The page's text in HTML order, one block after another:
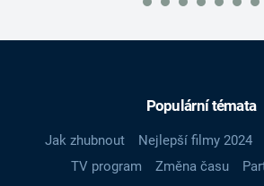
Populární témata
Jak zhubnout Nejlepší filmy 2024
TV program
Změna času